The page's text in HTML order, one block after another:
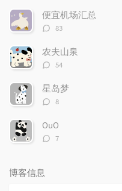
数：
便宜机场汇总
评
数：
83
农夫山泉
评
数：
54
星岛梦
评
数：
8
OuO
评
7
博客信息